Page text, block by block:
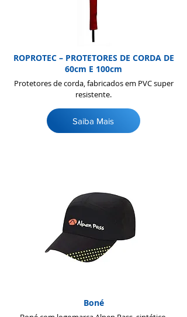
ROPROTEC – PROTETORES DE CORDA DE
60cm E 100cm
Protetores de corda, fabricados em PVC super
resistente.
Saiba Mais
Boné